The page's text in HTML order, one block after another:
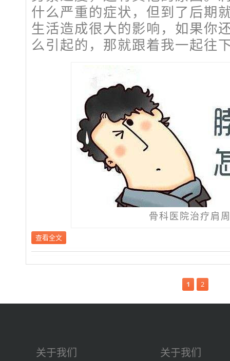
什么严重的症状，但到了后期
生活造成很大的影响，如果你
么引起的，那就跟着我一起往
骨科医院治疗肩
查看全文
1 2
关于我们 关于我们